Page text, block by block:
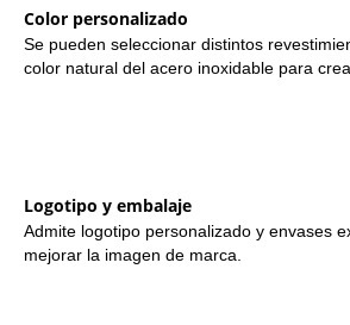
Color personalizado
Se pueden seleccionar distintos
color natural del acero inoxidable para
Logotipo y embalaje
Admite logotipo personalizado y envases
mejorar la imagen de marca.